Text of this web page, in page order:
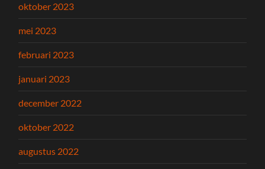
oktober 2023
mei 2023
februari 2023
januari 2023
december 2022
oktober 2022
augustus 2022